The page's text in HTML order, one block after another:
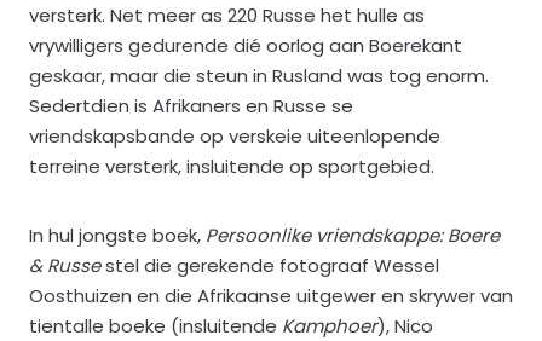
versterk. Net meer as 220 Russe het hulle as
vrywilligers gedurende dié oorlog aan Boerekant
geskaar, maar die steun in Rusland was tog enorm.
Sedertdien is Afrikaners en Russe se
vriendskapsbande op verskeie uiteenlopende
terreine versterk, insluitende op sportgebied.
In hul jongste boek, Persoonlike vriendskappe: Boere
& Russestel die gerekende fotograaf Wessel
Oosthuizen en die Afrikaanse uitgewer en skrywer van
tientalle boeke (insluitende Kamphoer), Nico